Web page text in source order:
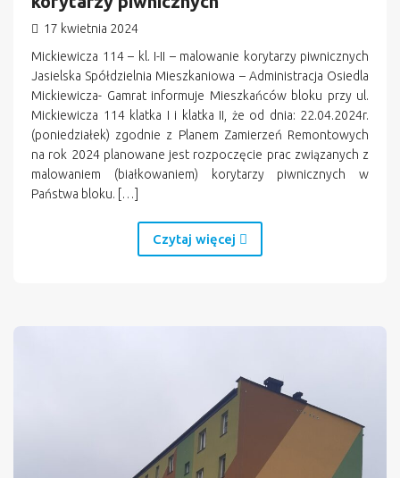
17 kwietnia 2024
Mickiewicza 114 – kl. I-II – malowanie korytarzy piwnicznych
Jasielska Spółdzielnia Mieszkaniowa – Administracja Osiedla
Mickiewicza- Gamrat informuje Mieszkańców bloku przy ul.
Mickiewicza 114 klatka I i klatka II, że od dnia: 22.04.2024r.
(poniedziałek) zgodnie z Planem Zamierzeń Remontowych
na rok 2024 planowane jest rozpoczęcie prac związanych z
malowaniem (białkowaniem) korytarzy piwnicznych w
Państwa bloku. […]
Czytaj więcej